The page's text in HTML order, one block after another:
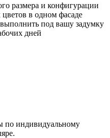
размера и конфигурации
в одном фасаде
под вашу задумку
дней
по индивидуальному